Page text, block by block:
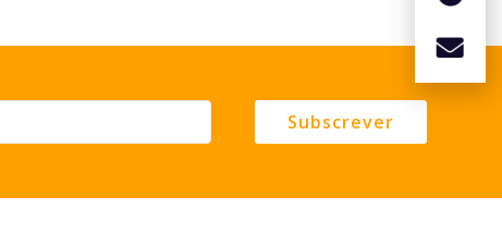
Subscrever